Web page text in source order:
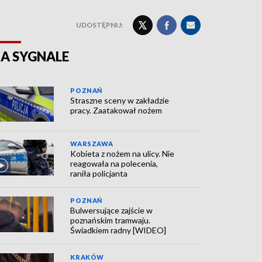
UDOSTĘPNIJ:
SYGNALE
POZNAŃ
Straszne sceny w zakładzie
pracy. Zaatakował nożem
WARSZAWA
Kobieta z nożem na ulicy. Nie
reagowała na polecenia,
raniła policjanta
POZNAŃ
Bulwersujące zajście w
poznańskim tramwaju.
Świadkiem radny [WIDEO]
KRAKÓW